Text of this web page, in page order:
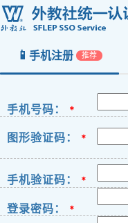
📱 手机注册 推荐
手机号码： *
图形验证码： *
手机验证码： *
登录密码： *